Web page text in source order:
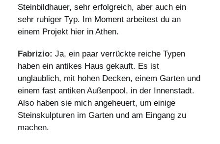
Steinbildhauer, sehr erfolgreich, aber auch ein
sehr ruhiger Typ. Im Moment arbeitest du an
einem Projekt hier in Athen.
Fabrizio: Ja, ein paar verrückte reiche Typen
haben ein antikes Haus gekauft. Es ist
unglaublich, mit hohen Decken, einem Garten und
einem fast antiken Außenpool, in der Innenstadt.
Also haben sie mich angeheuert, um einige
Steinskulpturen im Garten und am Eingang zu
machen.